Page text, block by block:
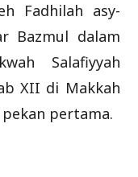
Fadhilah asy-
Bazmul dalam
Salafiyyah
XII di Makkah
pertama.